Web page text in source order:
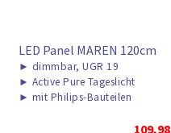
LED Panel MAREN 120cm
► dimmbar, UGR 19
► Active Pure Tageslicht
► mit Philips-Bauteilen
109,98